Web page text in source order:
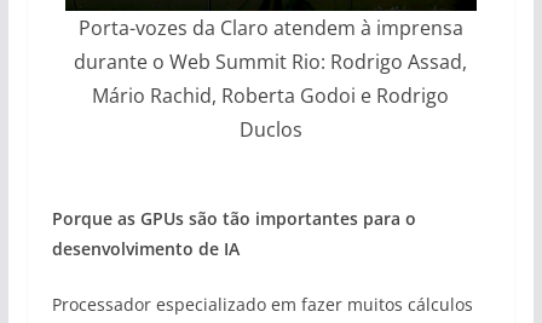
Porta-vozes da Claro atendem à imprensa
durante o Web Summit Rio: Rodrigo Assad,
Mário Rachid, Roberta Godoi e Rodrigo
Duclos
Porque as GPUs são tão importantes para o
desenvolvimento de IA
Processador especializado em fazer muitos cálculos